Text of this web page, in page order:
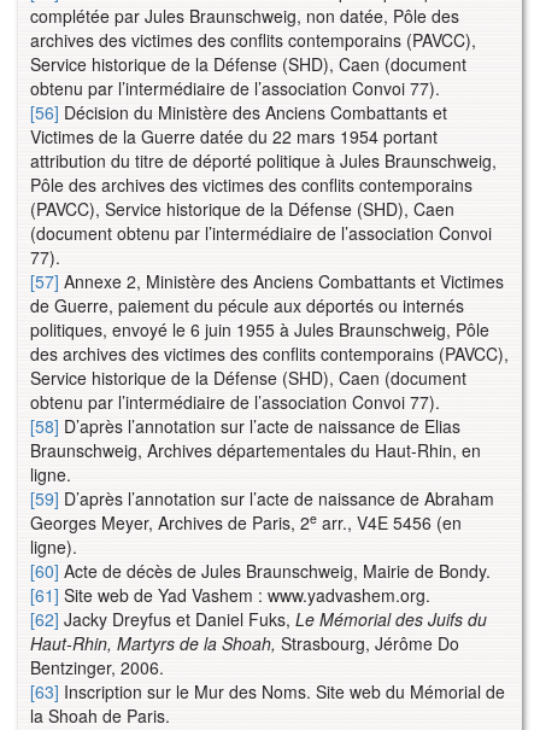
complétée par Jules Braunschweig, non datée, Pôle des
archives des victimes des conflits contemporains (PAVCC),
Service historique de la Défense (SHD), Caen (document
obtenu par l’intermédiaire de l’association Convoi 77).
[56] Décision du Ministère des Anciens Combattants et
Victimes de la Guerre datée du 22 mars 1954 portant
attribution du titre de déporté politique à Jules Braunschweig,
Pôle des archives des victimes des conflits contemporains
(PAVCC), Service historique de la Défense (SHD), Caen
(document obtenu par l’intermédiaire de l’association Convoi
77).
[57] Annexe 2, Ministère des Anciens Combattants et Victimes
de Guerre, paiement du pécule aux déportés ou internés
politiques, envoyé le 6 juin 1955 à Jules Braunschweig, Pôle
des archives des victimes des conflits contemporains (PAVCC),
Service historique de la Défense (SHD), Caen (document
obtenu par l’intermédiaire de l’association Convoi 77).
[58] D’après l’annotation sur l’acte de naissance de Elias
Braunschweig, Archives départementales du Haut-Rhin, en
ligne.
[59] D’après l’annotation sur l’acte de naissance de Abraham
Georges Meyer, Archives de Paris, 2e arr., V4E 5456 (en
ligne).
[60] Acte de décès de Jules Braunschweig, Mairie de Bondy.
[61] Site web de Yad Vashem : www.yadvashem.org.
[62] Jacky Dreyfus et Daniel Fuks, Le Mémorial des Juifs du
Haut-Rhin, Martyrs de la Shoah, Strasbourg, Jérôme Do
Bentzinger, 2006.
[63] Inscription sur le Mur des Noms. Site web du Mémorial de
la Shoah de Paris.